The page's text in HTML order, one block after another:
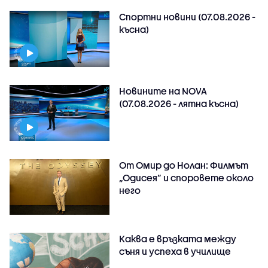
Спортни новини (07.08.2026 -
късна)
Новините на NOVA
(07.08.2026 - лятна късна)
От Омир до Нолан: Филмът
„Одисея” и споровете около
него
Каква е връзката между
съня и успеха в училище